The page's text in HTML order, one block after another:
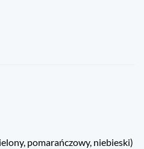
pomarańczowy, niebieski)